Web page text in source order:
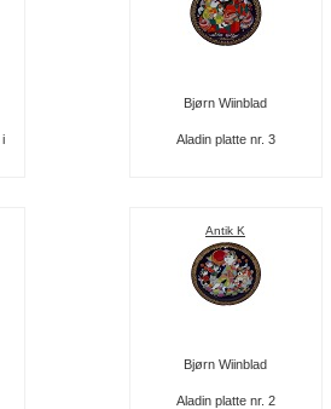
Bjørn Wiinblad
Aladin platte nr. 3
Antik K
Bjørn Wiinblad
Aladin platte nr. 2